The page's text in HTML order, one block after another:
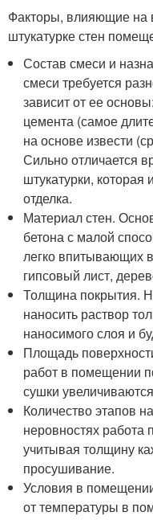
Факторы, влияющие на
штукатурке стен
Состав смеси и
смеси требуется
зависит от ее
цемента (самое
на основе извести
Сильно отличается
штукатурки,
отделка.
Материал стен.
бетона с малой
легко впитывающих
гипсовый лист,
Толщина покрытия.
наносить раствор
наносимого слоя и
Площадь
работ в помещении
сушки
Количество этапов
неровностях работа
учитывая толщину
просушивание.
Условия в
от температуры в